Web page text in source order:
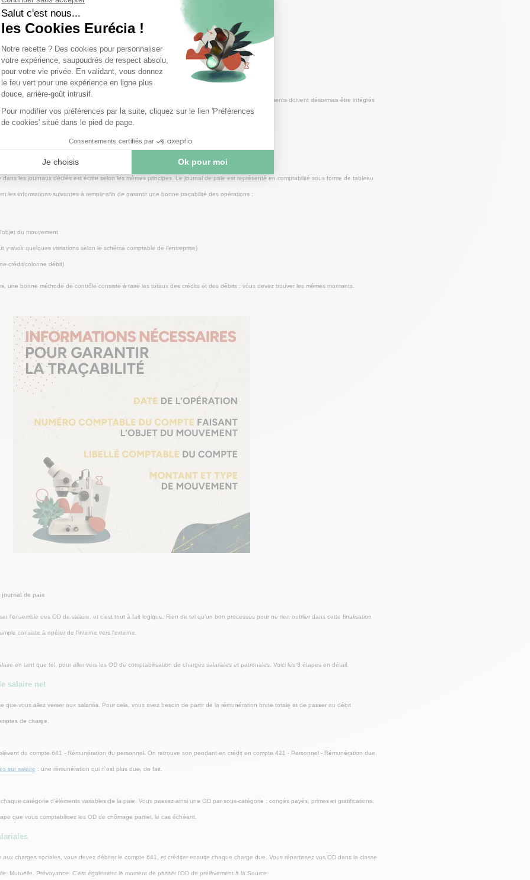
des comptes de charges de personnel (64). Voici la répartition des lignes :
(645)
transferts de charges (anciennement comptes 791, 796 et 797) ont été supprimés. Ces mouvements doivent désormais être intégrés
pour plus de transparence.
à connaitre
dans les journaux dédiés est écrite selon les mêmes principes. Le journal de paie est représenté en comptabilité sous forme de tableau
les informations suivantes à remplir afin de garantir une bonne traçabilité des opérations :
du mouvement
y avoir quelques variations selon le schéma comptable de l’entreprise)
crédit/colonne débit)
une bonne méthode de contrôle consiste à faire les totaux des crédits et des débits : vous devez trouver les mêmes montants.
de paie
l’ensemble des OD de salaire, et c’est tout à fait logique. Rien de tel qu’un bon processus pour ne rien oublier dans cette finalisation
consiste à opérer de l’interne vers l’externe.
en tant que tel, pour aller vers les OD de comptabilisation de charges salariales et patronales. Voici les 3 étapes en détail.
salaire net
que vous allez verser aux salariés. Pour cela, vous avez besoin de partir de la rémunération brute totale et de passer au débit
de charge.
du compte 641 - Rémunération du personnel. On retrouve son pendant en crédit en compte 421 - Personnel - Rémunération due.
sur salaire : une rémunération qui n’est plus due, de fait.
catégorie d’éléments variables de la paie. Vous passez ainsi une OD par sous-catégorie : congés payés, primes et gratifications,
que vous comptabilisez les OD de chômage partiel, le cas échéant.
aux charges sociales, vous devez débiter le compte 641, et créditer ensuite chaque charge due. Vous répartissez vos OD dans la classe
Mutuelle, Prévoyance. C’est également le moment de passer l’OD de prélèvement à la Source.